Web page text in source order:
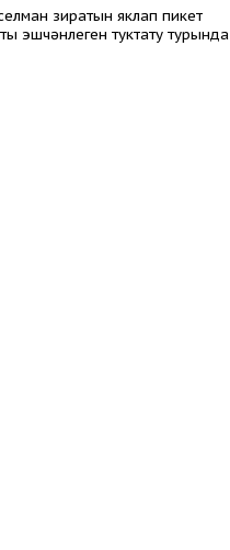
зиратын яклап пикет
эшчәнлеген туктату турында